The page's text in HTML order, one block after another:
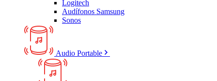
Logitech
Audífonos Samsung
Sonos
Audio Portable